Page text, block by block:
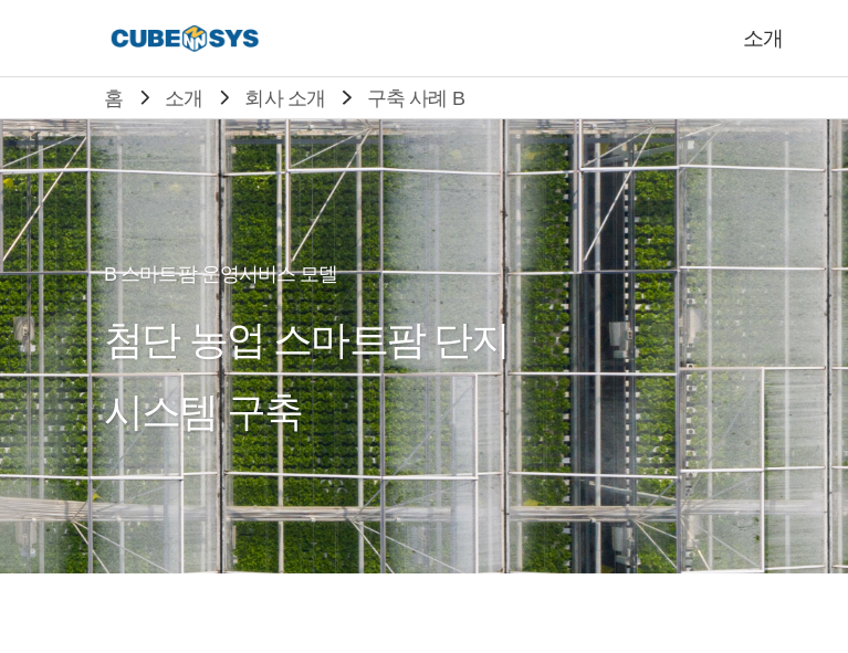
소개
홈 소개 회사 소개 구축 사례 B
B 스마트팜 운영서비스 모델
첨단 농업 스마트팜 단지
시스템 구축